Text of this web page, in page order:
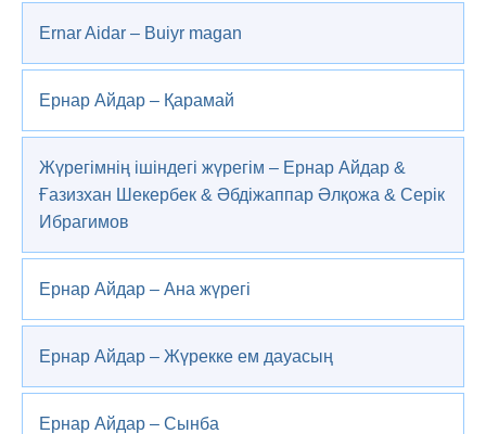
Ernar Aidar – Buiyr magan
Ернар Айдар – Қарамай
Жүрегімнің ішіндегі жүрегім – Ернар Айдар &
Ғазизхан Шекербек & Әбдіжаппар Әлқожа & Серік
Ибрагимов
Ернар Айдар – Ана жүрегі
Ернар Айдар – Жүрекке ем дауасың
Ернар Айдар – Сынба